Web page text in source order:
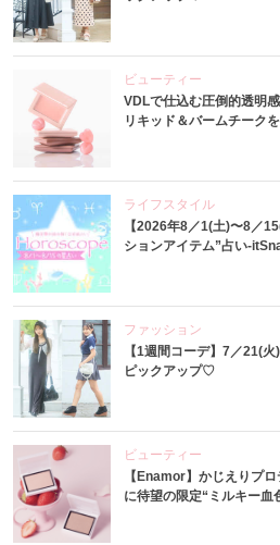
ビューティー
VDLで仕込む圧倒的透明
リキッド＆バームチーク
ライフスタイル
【2026年8／1(土)〜8／
ションアイテム”占い-
ファッション
【1週間コーデ】7／21(
ピックアップ♡
ビューティー
【Enamor】かじえりプ
に待望の限定“ミルキー血